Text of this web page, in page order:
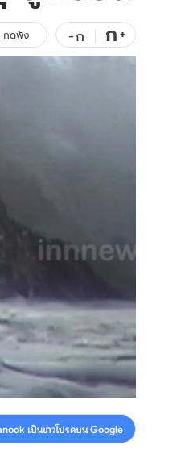
คลิป
พอดแคสต์
กดฟัง -ก ก+
เป็นข่าวโปรดบน Google